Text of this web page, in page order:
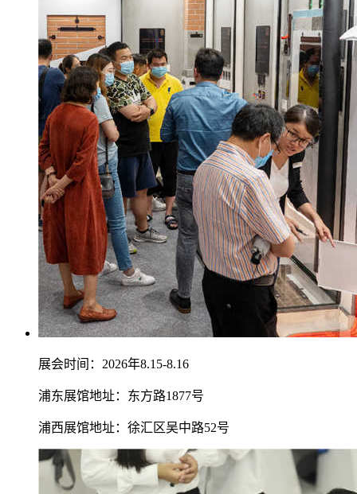
展会时间：2026年8.15-8.16
浦东展馆地址：东方路1877号
浦西展馆地址：徐汇区吴中路52号